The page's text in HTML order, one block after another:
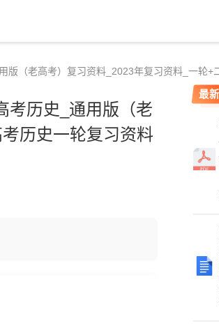
（老高考）复习资料_2023年复习资料_一轮+
历史_通用版（老
历史一轮复习资料
最